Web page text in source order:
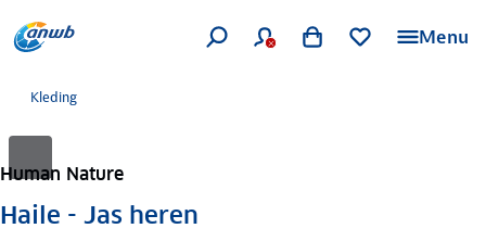
Menu
Kleding
Human Nature
Haile - Jas heren